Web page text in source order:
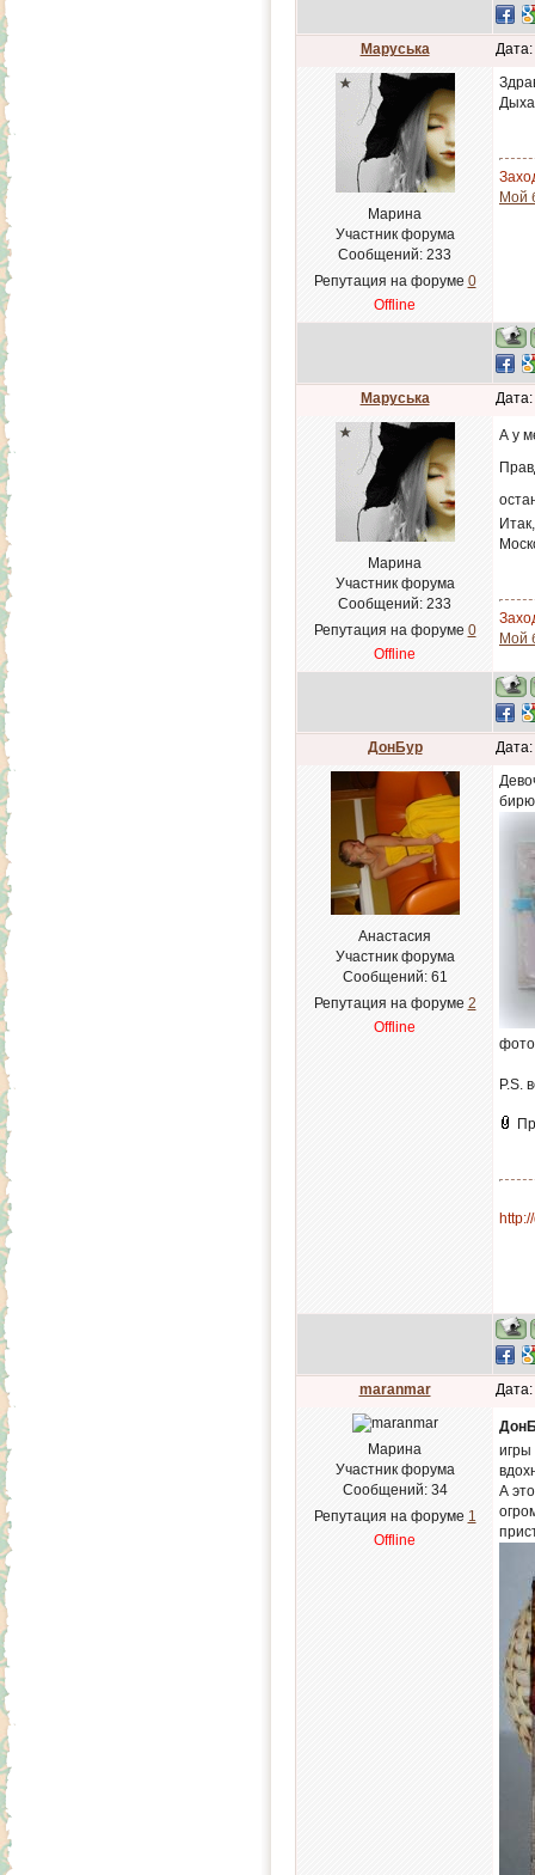
Маруська
Марина
Участник форума
Сообщений: 233
Репутация на форуме 0
Offline
Мой
Маруська
Марина
Участник форума
Сообщений: 233
Репутация на форуме 0
Offline
А у
Мой
ДонБур
Анастасия
Участник форума
Сообщений: 61
Репутация на форуме 2
Offline
P.S.
maranmar
Марина
Участник форума
Сообщений: 34
Репутация на форуме 1
Offline
А